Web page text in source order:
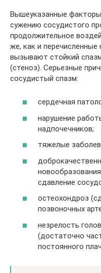
Вышеуказанные
сужению сосудистого
продолжительное
же, как и перечисленные
вызывают стойкий
(стеноз). Серьезные
сосудистый спазм:
сердечная
нарушение
надпочечников;
тяжелые
сдавление
остеохондроз
позвоночных
незрелость
(достаточно
постоянного